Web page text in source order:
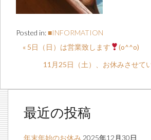
Posted in:■INFORMATION
« 5日（日）は営業致します
(o^^o)
11月25日（土）、お休みさせて
最近の投稿
年末年始のお休み 2025年12月30日